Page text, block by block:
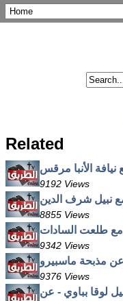
Related
الأنبا مرقس
9192 Views
نبيل شرف الدين
8855 Views
مع طلعت السادات
9342 Views
مذبحة ماسبيرو
9376 Views
لوقا بباوي - عن